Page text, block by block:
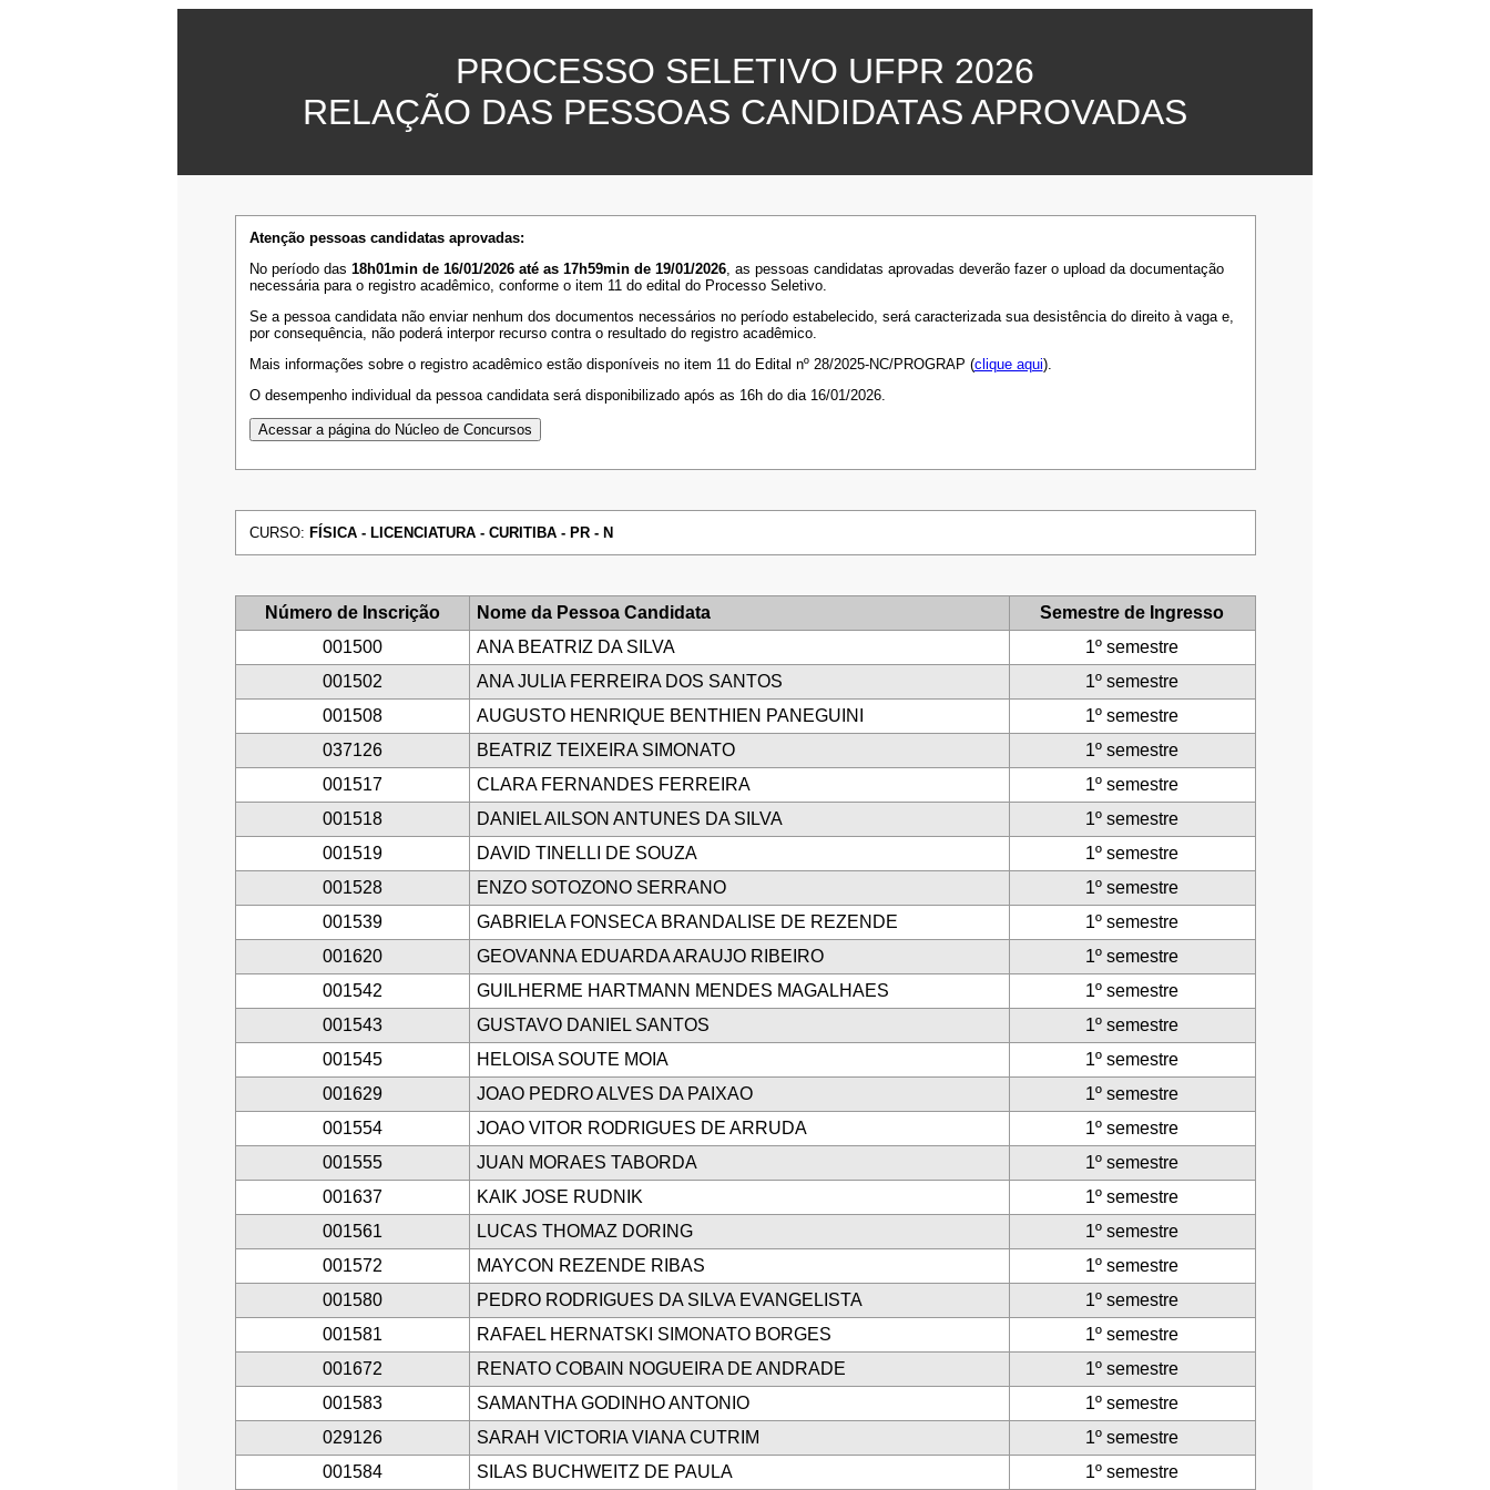
PROCESSO SELETIVO UFPR 2026
RELAÇÃO DAS PESSOAS CANDIDATAS APROVADAS
Atenção pessoas candidatas aprovadas:
No período das 18h01min de 16/01/2026 até as 17h59min de 19/01/2026, as pessoas candidatas aprovadas deverão fazer o upload da documentação
necessária para o registro acadêmico, conforme o item 11 do edital do Processo Seletivo.
Se a pessoa candidata não enviar nenhum dos documentos necessários no período estabelecido, será caracterizada sua desistência do direito à vaga e,
por consequência, não poderá interpor recurso contra o resultado do registro acadêmico.
Mais informações sobre o registro acadêmico estão disponíveis no item 11 do Edital nº 28/2025-NC/PROGRAP (clique aqui).
O desempenho individual da pessoa candidata será disponibilizado após as 16h do dia 16/01/2026.
CURSO: FÍSICA - LICENCIATURA - CURITIBA - PR - N
Número de Inscrição Nome da Pessoa Candidata
Semestre de Ingresso
001500
ANA BEATRIZ DA SILVA
1º semestre
001502
ANA JULIA FERREIRA DOS SANTOS
1º semestre
001508
AUGUSTO HENRIQUE BENTHIEN PANEGUINI
1º semestre
037126
BEATRIZ TEIXEIRA SIMONATO
1º semestre
001517
CLARA FERNANDES FERREIRA
1º semestre
001518
DANIEL AILSON ANTUNES DA SILVA
1º semestre
001519
DAVID TINELLI DE SOUZA
1º semestre
001528
ENZO SOTOZONO SERRANO
1º semestre
001539
GABRIELA FONSECA BRANDALISE DE REZENDE
1º semestre
001620
GEOVANNA EDUARDA ARAUJO RIBEIRO
1º semestre
001542
GUILHERME HARTMANN MENDES MAGALHAES
1º semestre
001543
GUSTAVO DANIEL SANTOS
1º semestre
001545
HELOISA SOUTE MOIA
1º semestre
001629
JOAO PEDRO ALVES DA PAIXAO
1º semestre
001554
JOAO VITOR RODRIGUES DE ARRUDA
1º semestre
001555
JUAN MORAES TABORDA
1º semestre
001637
KAIK JOSE RUDNIK
1º semestre
001561
LUCAS THOMAZ DORING
1º semestre
001572
MAYCON REZENDE RIBAS
1º semestre
001580
PEDRO RODRIGUES DA SILVA EVANGELISTA
1º semestre
001581
RAFAEL HERNATSKI SIMONATO BORGES
1º semestre
001672
RENATO COBAIN NOGUEIRA DE ANDRADE
1º semestre
001583
SAMANTHA GODINHO ANTONIO
1º semestre
029126
SARAH VICTORIA VIANA CUTRIM
1º semestre
001584
SILAS BUCHWEITZ DE PAULA 1º semestre